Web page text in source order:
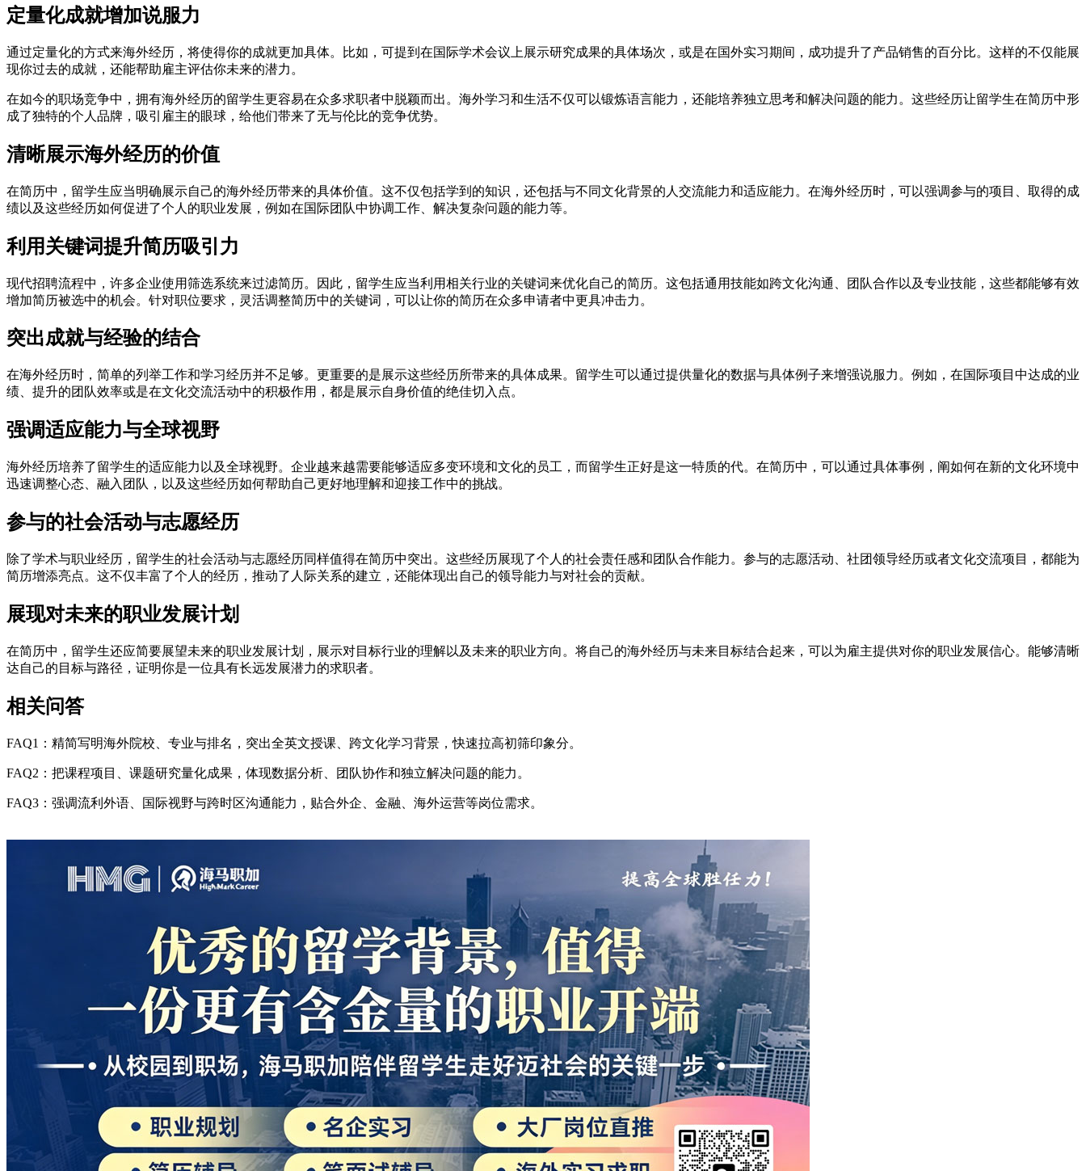
定量化成就增加说服力
通过定量化的方式来海外经历，将使得你的成就更加具体。比如，可提到在国际学术会议上展示研究成果的具体场次，或是在国外实习期间，成功提升了产品销售的百分比。这样的不仅能展
现你过去的成就，还能帮助雇主评估你未来的潜力。
在如今的职场竞争中，拥有海外经历的留学生更容易在众多求职者中脱颖而出。海外学习和生活不仅可以锻炼语言能力，还能培养独立思考和解决问题的能力。这些经历让留学生在简历中形
成了独特的个人品牌，吸引雇主的眼球，给他们带来了无与伦比的竞争优势。
清晰展示海外经历的价值
在简历中，留学生应当明确展示自己的海外经历带来的具体价值。这不仅包括学到的知识，还包括与不同文化背景的人交流能力和适应能力。在海外经历时，可以强调参与的项目、取得的成
绩以及这些经历如何促进了个人的职业发展，例如在国际团队中协调工作、解决复杂问题的能力等。
利用关键词提升简历吸引力
现代招聘流程中，许多企业使用筛选系统来过滤简历。因此，留学生应当利用相关行业的关键词来优化自己的简历。这包括通用技能如跨文化沟通、团队合作以及专业技能，这些都能够有效
增加简历被选中的机会。针对职位要求，灵活调整简历中的关键词，可以让你的简历在众多申请者中更具冲击力。
突出成就与经验的结合
在海外经历时，简单的列举工作和学习经历并不足够。更重要的是展示这些经历所带来的具体成果。留学生可以通过提供量化的数据与具体例子来增强说服力。例如，在国际项目中达成的业
绩、提升的团队效率或是在文化交流活动中的积极作用，都是展示自身价值的绝佳切入点。
强调适应能力与全球视野
海外经历培养了留学生的适应能力以及全球视野。企业越来越需要能够适应多变环境和文化的员工，而留学生正好是这一特质的代。在简历中，可以通过具体事例，阐如何在新的文化环境中
迅速调整心态、融入团队，以及这些经历如何帮助自己更好地理解和迎接工作中的挑战。
参与的社会活动与志愿经历
除了学术与职业经历，留学生的社会活动与志愿经历同样值得在简历中突出。这些经历展现了个人的社会责任感和团队合作能力。参与的志愿活动、社团领导经历或者文化交流项目，都能为
简历增添亮点。这不仅丰富了个人的经历，推动了人际关系的建立，还能体现出自己的领导能力与对社会的贡献。
展现对未来的职业发展计划
在简历中，留学生还应简要展望未来的职业发展计划，展示对目标行业的理解以及未来的职业方向。将自己的海外经历与未来目标结合起来，可以为雇主提供对你的职业发展信心。能够清晰
达自己的目标与路径，证明你是一位具有长远发展潜力的求职者。
相关问答
FAQ1：精简写明海外院校、专业与排名，突出全英文授课、跨文化学习背景，快速拉高初筛印象分。
FAQ2：把课程项目、课题研究量化成果，体现数据分析、团队协作和独立解决问题的能力。
FAQ3：强调流利外语、国际视野与跨时区沟通能力，贴合外企、金融、海外运营等岗位需求。